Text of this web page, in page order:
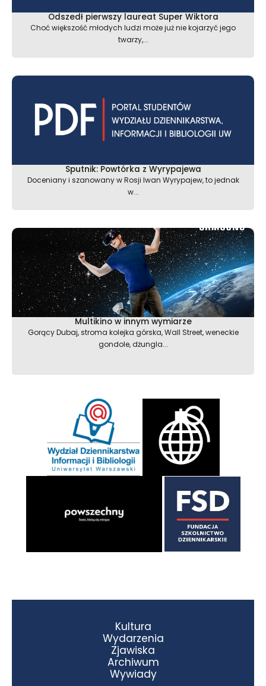
Odszedł pierwszy laureat Super Wiktora
Choć większość młodych ludzi może już nie kojarzyć jego
twarzy,...
Sputnik: Powtórka z Wyrypajewa
Doceniany i szanowany w Rosji Iwan Wyrypajew, to jednak
w...
Multikino w innym wymiarze
Gorący Dubaj, stroma kolejka górska, Wall Street, weneckie
gondole, dżungla...
Kultura
Wydarzenia
Zjawiska
Archiwum
Wywiady